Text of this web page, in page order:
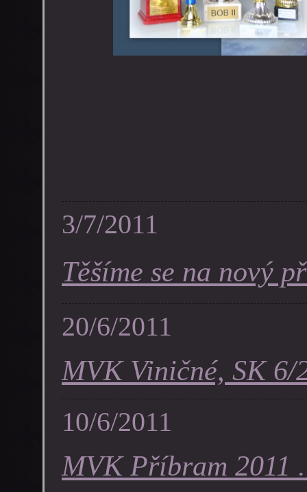
3/7/2011
Těšíme se na nový
20/6/2011
MVK Viničné, SK 6/
10/6/2011
MVK Příbram 2011